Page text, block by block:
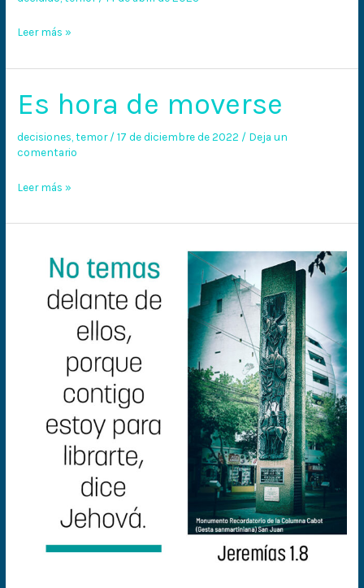
Leer más »
Es hora de moverse
decisiones,temor/17 de diciembre de 2022 / Deja un
comentario
Es
hora
de
moverse
Leer más »